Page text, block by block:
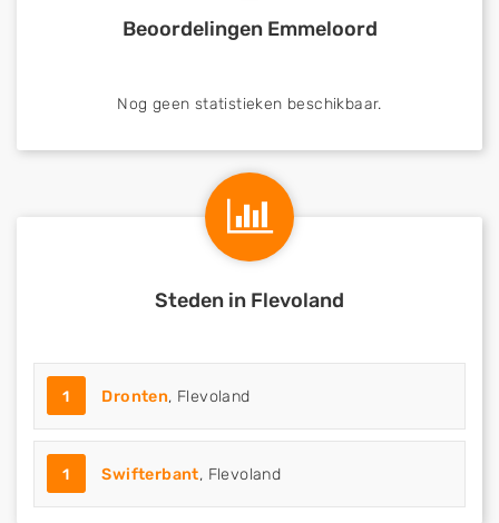
Beoordelingen Emmeloord
Nog geen statistieken beschikbaar.
Steden in Flevoland
1 Dronten, Flevoland
1 Swifterbant, Flevoland